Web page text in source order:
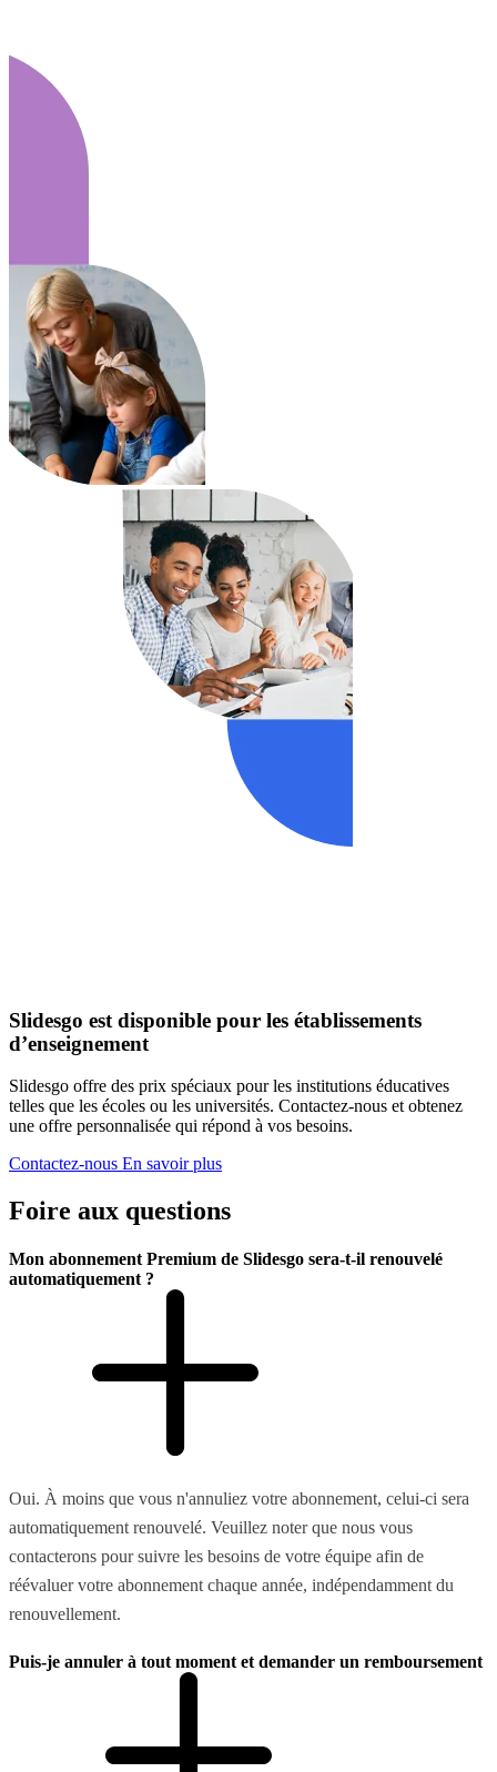
Slidesgo est disponible pour les établissements
d’enseignement
Slidesgo offre des prix spéciaux pour les institutions éducatives
telles que les écoles ou les universités. Contactez-nous et obtenez
une offre personnalisée qui répond à vos besoins.
Contactez-nous En savoir plus
Foire aux questions
Mon abonnement Premium de Slidesgo sera-t-il renouvelé
automatiquement ?
Oui. À moins que vous n'annuliez votre abonnement, celui-ci sera
automatiquement renouvelé. Veuillez noter que nous vous
contacterons pour suivre les besoins de votre équipe afin de
réévaluer votre abonnement chaque année, indépendamment du
renouvellement.
Puis-je annuler à tout moment et demander un remboursement